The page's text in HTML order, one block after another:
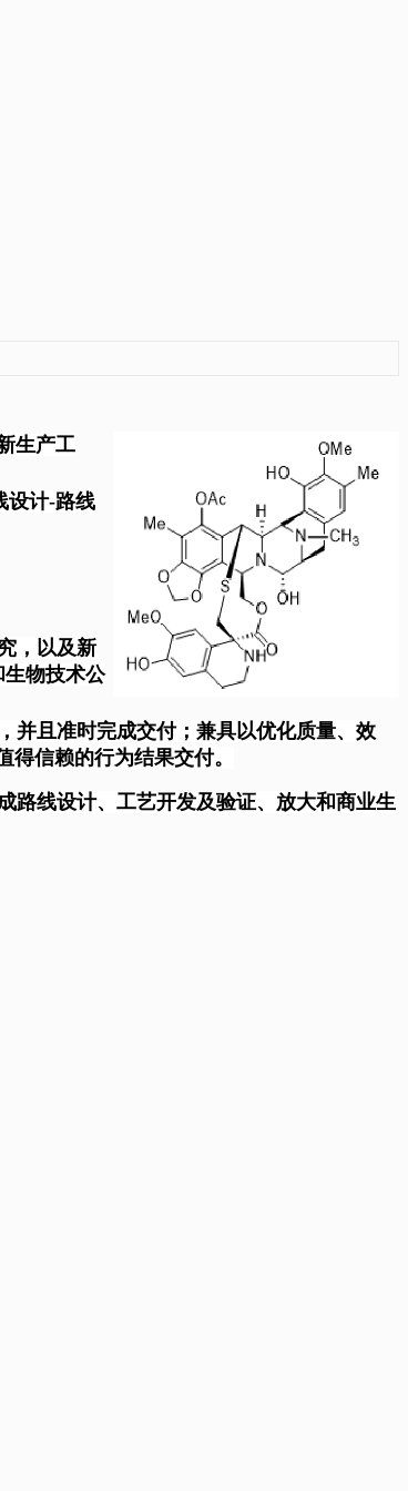
生产工
设计-路线
，以及新
物技术公
并且准时完成交付；兼具以优化质量、效
信赖的行为结果交付。
路线设计、工艺开发及验证、放大和商业生